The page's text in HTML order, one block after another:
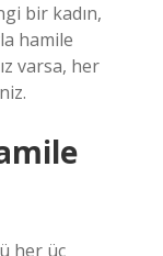
bir kadın,
hamile
varsa, her
her üç